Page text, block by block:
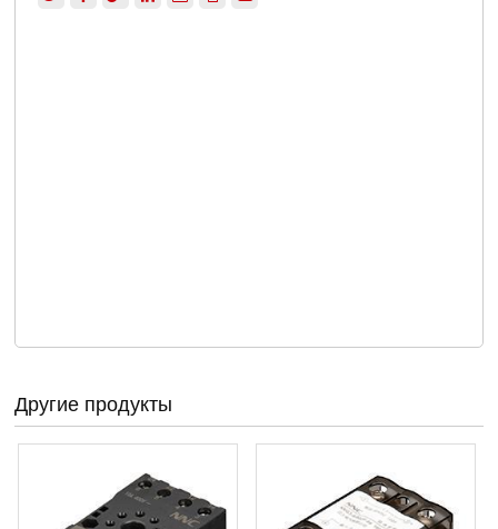
Другие продукты